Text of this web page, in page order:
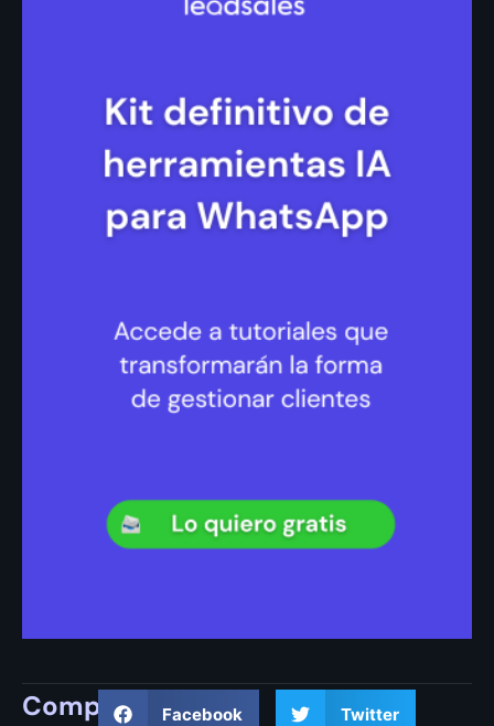
Compartir Facebook Twitter